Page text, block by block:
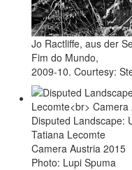
Jo Ractliffe, aus der
Fim do Mundo,
2009-10. Courtesy:
Disputed Landscape:
Tatiana Lecomte
Camera Austria 2015
Photo: Lupi Spuma